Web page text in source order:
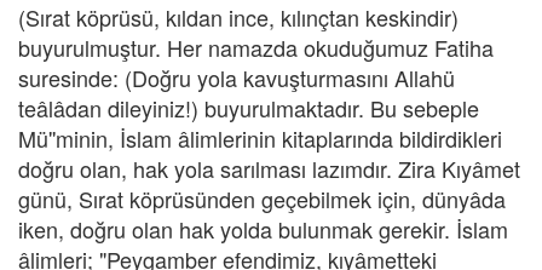
(Sırat köprüsü, kıldan ince, kılınçtan keskindir)
buyurulmuştur. Her namazda okuduğumuz Fatiha
suresinde: (Doğru yola kavuşturmasını Allahü
teâlâdan dileyiniz!) buyurulmaktadır. Bu sebeple
Mü''minin, İslam âlimlerinin kitaplarında bildirdikleri
doğru olan, hak yola sarılması lazımdır. Zira Kıyâmet
günü, Sırat köprüsünden geçebilmek için, dünyâda
iken, doğru olan hak yolda bulunmak gerekir. İslam
âlimleri; "Peygamber efendimiz, kıyâmetteki